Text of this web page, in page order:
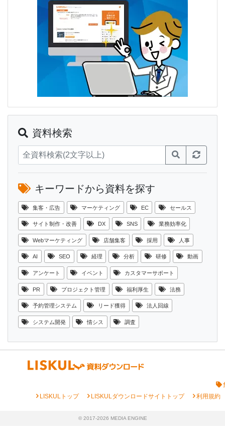
資料検索
キーワードから資料を探す
集客・広告 マーケティング EC セールス
サイト制作・改善 DX SNS 業務効率化
Webマーケティング 店舗集客 採用 人事
AI SEO 経理 分析 研修 動画
アンケート イベント カスタマーサポート
PR プロジェクト管理 福利厚生 法務
予約管理システム リード獲得 法人回線
システム開発 情シス 調査
chevron_rightLISKULトップ chevron_rightLISKULダウンロードサイトトップ chevron_right利用規約
© 2017-2026 MEDIA ENGINE